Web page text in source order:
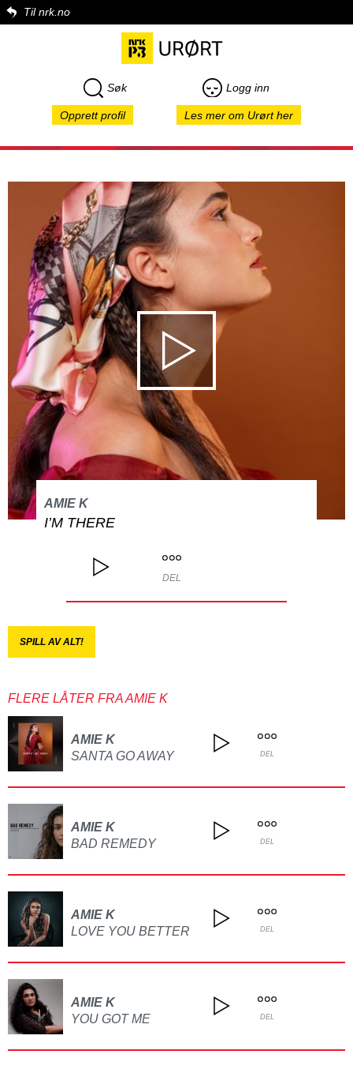
Til nrk.no
Søk Logg inn
Opprett profil Les mer om Urørt her
AMIE K
I’M THERE
DEL
SPILL AV ALT!
FLERE LÅTER FRA AMIE K
AMIE K
SANTA GO AWAY
DEL
AMIE K
BAD REMEDY
DEL
AMIE K
LOVE YOU BETTER
DEL
AMIE K
YOU GOT ME
DEL